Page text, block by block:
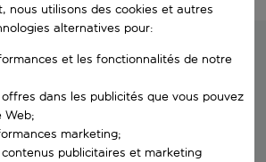
vos vacances
idéales
à des prix imbattables!
nous utilisons des cookies et autres
alternatives pour:
et les fonctionnalités de notre
dans les publicités que vous pouvez
Web;
marketing;
publicitaires et marketing